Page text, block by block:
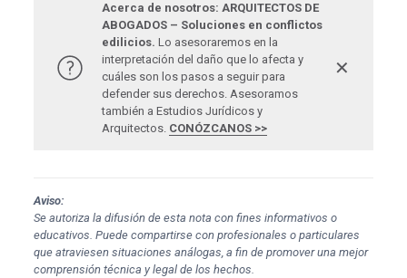
Acerca de nosotros: ARQUITECTOS DE
ABOGADOS – Soluciones en conflictos
edilicios. Lo asesoraremos en la
interpretación del daño que lo afecta y
cuáles son los pasos a seguir para
defender sus derechos. Asesoramos
también a Estudios Jurídicos y
Arquitectos. CONÓZCANOS >>
✕
Aviso:
Se autoriza la difusión de esta nota con fines informativos o
educativos. Puede compartirse con profesionales o particulares
que atraviesen situaciones análogas, a fin de promover una mejor
comprensión técnica y legal de los hechos.